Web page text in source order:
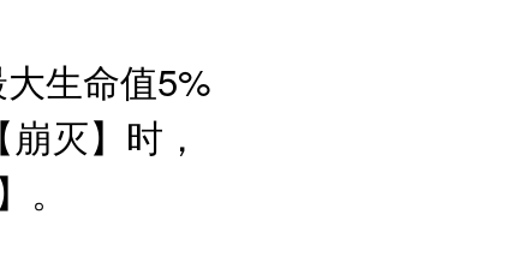
生命值5%
灭】时，